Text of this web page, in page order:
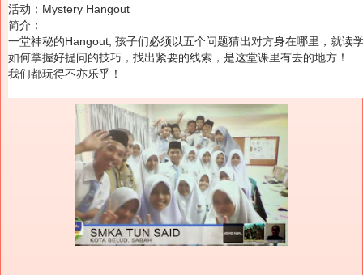
活动：Mystery Hangout
简介：
一堂神秘的Hangout, 孩子们必须以五个问题猜出对方身在哪里，就读
如何掌握好提问的技巧，找出紧要的线索，是这堂课里有去的地方！
我们都玩得不亦乐乎！